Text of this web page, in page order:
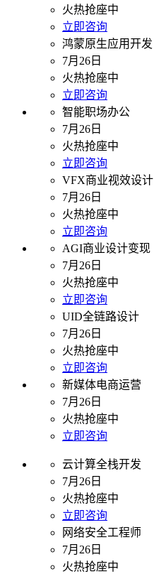
火热抢座中
立即咨询
鸿蒙原生应用开发
7月26日
火热抢座中
立即咨询
智能职场办公
7月26日
火热抢座中
立即咨询
VFX商业视效设计
7月26日
火热抢座中
立即咨询
AGI商业设计变现
7月26日
火热抢座中
立即咨询
UID全链路设计
7月26日
火热抢座中
立即咨询
新媒体电商运营
7月26日
火热抢座中
立即咨询
云计算全栈开发
7月26日
火热抢座中
立即咨询
网络安全工程师
7月26日
火热抢座中